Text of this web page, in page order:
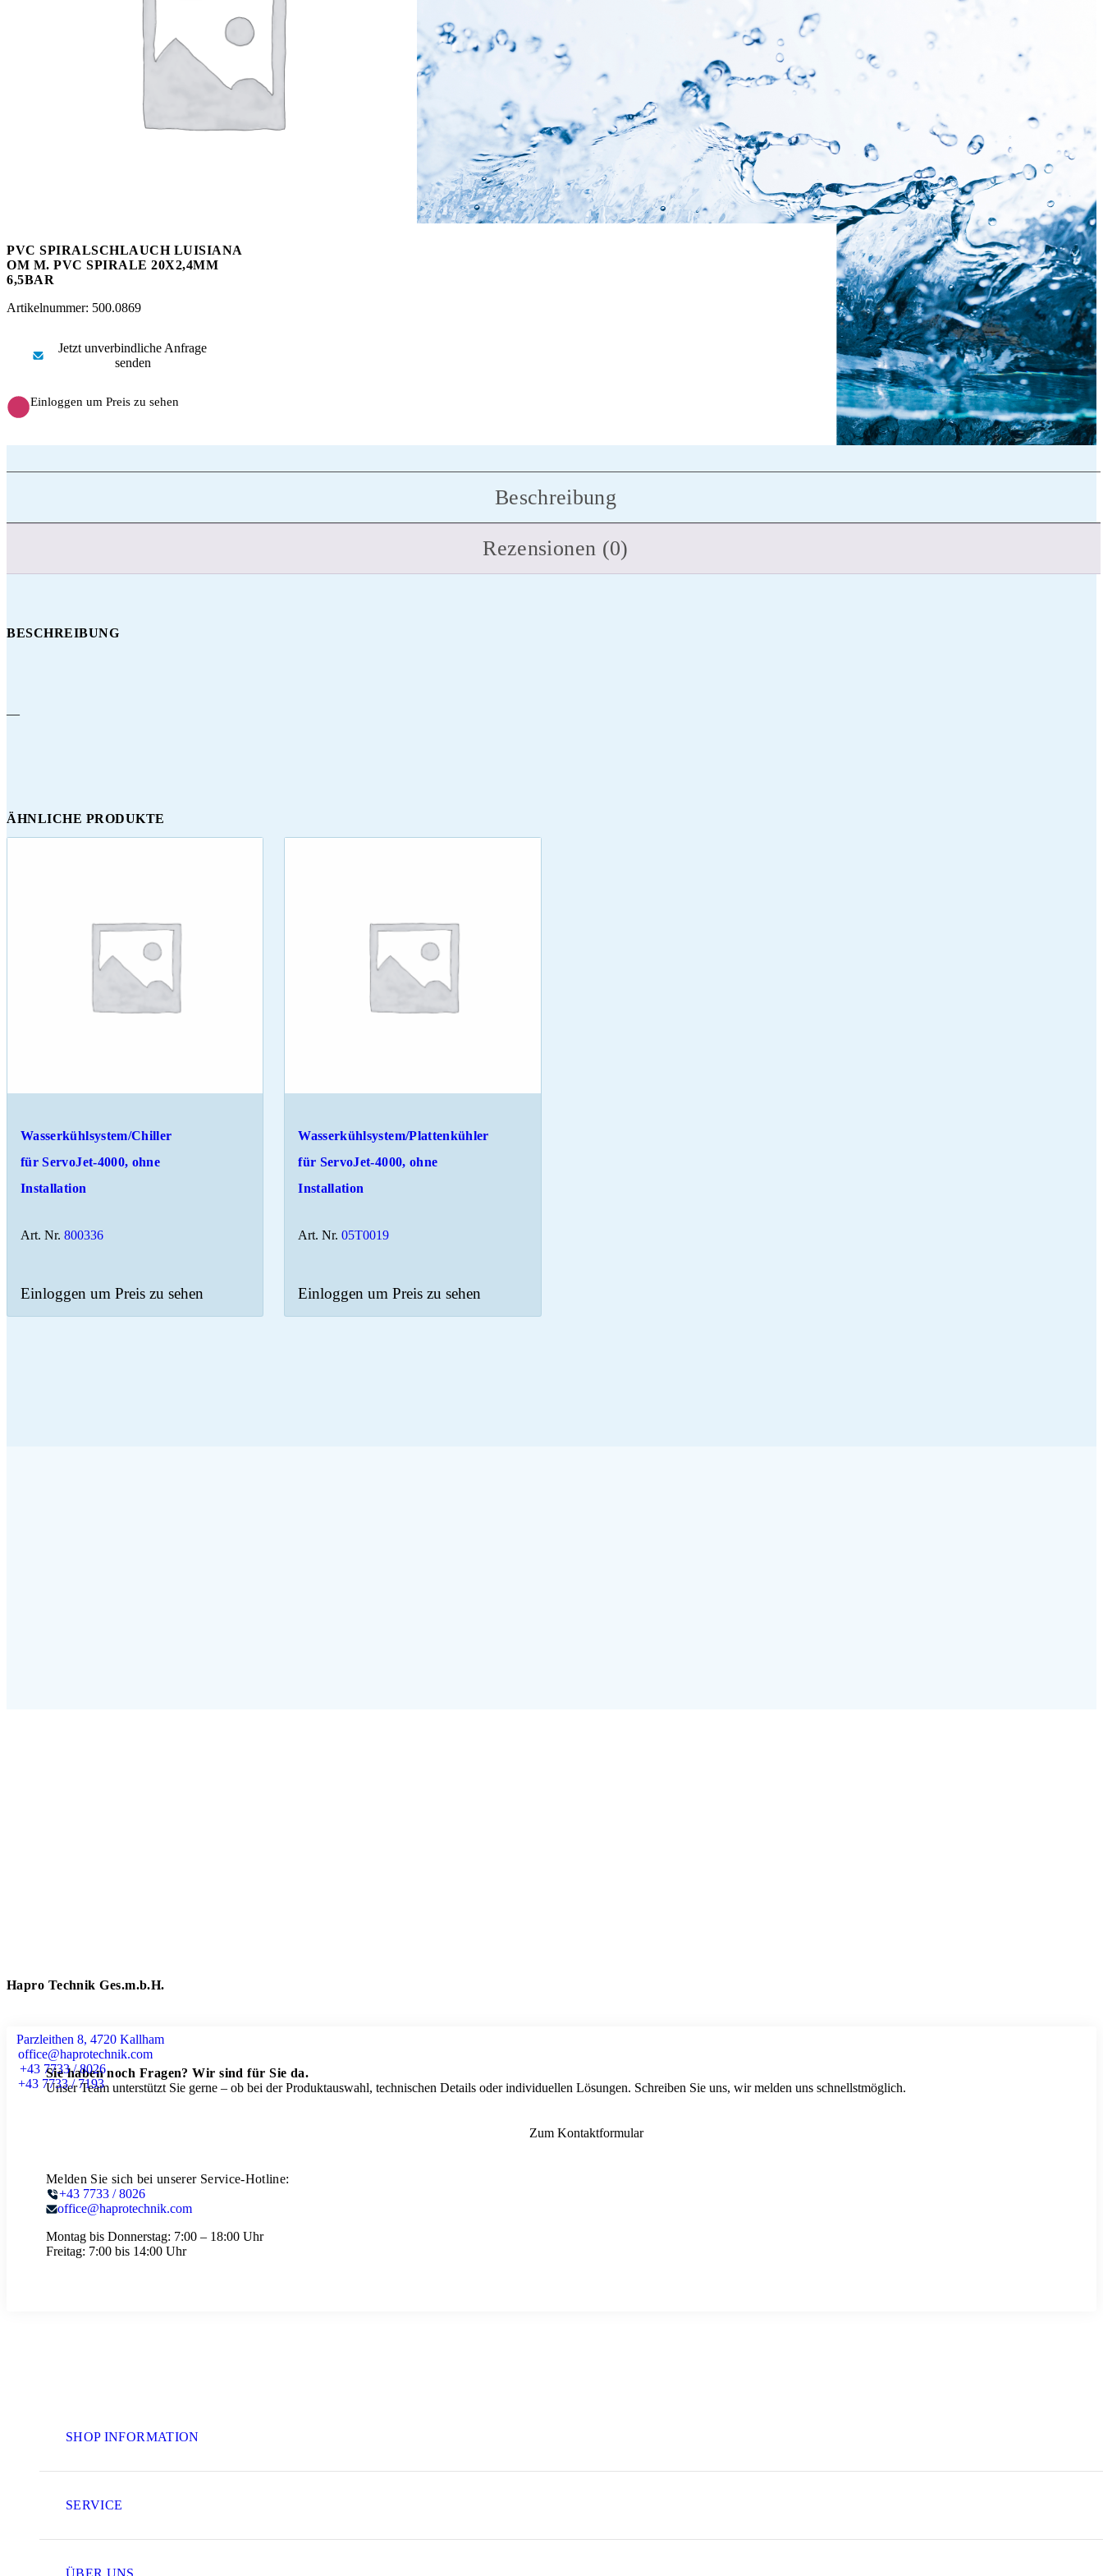
PVC SPIRALSCHLAUCH LUISIANA
OM M. PVC SPIRALE 20X2,4MM
6,5BAR
Artikelnummer: 500.0869
Jetzt unverbindliche Anfrage
senden
Einloggen um Preis zu sehen
Beschreibung
Rezensionen (0)
BESCHREIBUNG
—
ÄHNLICHE PRODUKTE
Wasserkühlsystem/Chiller
für ServoJet-4000, ohne
Installation
Art. Nr. 800336
Einloggen um Preis zu sehen
Wasserkühlsystem/Plattenkühler
für ServoJet-4000, ohne
Installation
Art. Nr. 05T0019
Einloggen um Preis zu sehen
Hapro Technik Ges.m.b.H.
Parzleithen 8, 4720 Kallham
office@haprotechnik.com
+43 7733 / 8026
+43 7733 / 7193
Sie haben noch Fragen? Wir sind für Sie da.
Unser Team unterstützt Sie gerne – ob bei der Produktauswahl, technischen Details oder individuellen Lösungen. Schreiben Sie uns, wir melden uns schnellstmöglich.
Zum Kontaktformular
Melden Sie sich bei unserer Service-Hotline:
+43 7733 / 8026
office@haprotechnik.com
Montag bis Donnerstag: 7:00 – 18:00 Uhr
Freitag: 7:00 bis 14:00 Uhr
SHOP INFORMATION
SERVICE